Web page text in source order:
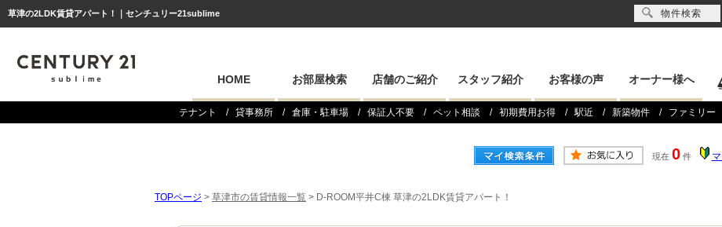
草津の2LDK賃貸アパート！｜センチュリー21sublime
HOME お部屋検索 店舗のご紹介 スタッフ紹介 お客様の声 オーナー様へ
テナント 貸事務所 倉庫・駐車場 保証人不要 ペット相談 初期費用お得 駅近 新築物件 ファミリー
現在 0 件
TOPページ > 草津市の賃貸情報一覧 > D-ROOM平井C棟 草津の2LDK賃貸アパート！
物件検索